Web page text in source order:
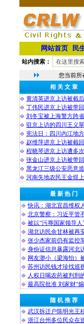
网站首页 民
站内搜索：
您当前所
相 关 文 章
黄清英进京上访被截
丁伟民进京上访被带
刘冬宝被上海警方跨
驻京上访的四川王义
宪法日：四川内江地
赵维萍进京上访被截
程晓琴进京上访遭多
张金山进京上访被带
黑龙江三级公安恶意
河南失地农民王金煜
最 新 热 门
快讯：湖北宜昌维权
北京警察：习近平管
被以“污辱国家领导人
湖北访民余甘林被再
张少杰家前仍有监控
身份证信息暴露河北
网友渺小（梁海怡）
苏州访民钱才珍找巡
人权日喝农药被判刑
最高院批准 刘家财“
随 机 推 荐
武汉拆迁户陈明光王
浙江台州多位民众在